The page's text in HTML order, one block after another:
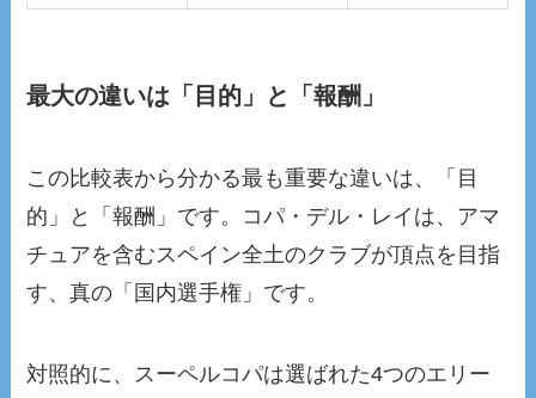
最大の違いは「目的」と「報酬」
この比較表から分かる最も重要な違いは、「目
的」と「報酬」です。コパ・デル・レイは、アマ
チュアを含むスペイン全土のクラブが頂点を目指
す、真の「国内選手権」です。
対照的に、スーペルコパは選ばれた4つのエリー